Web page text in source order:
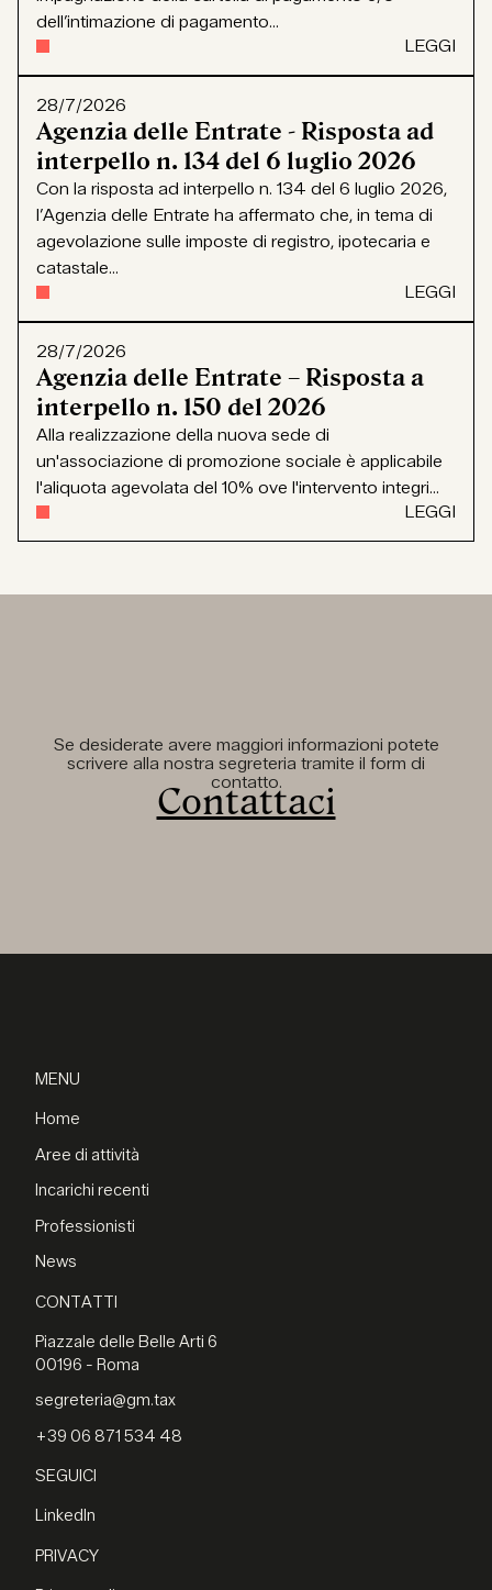
dell’intimazione di pagamento...
LEGGI
28/7/2026
Agenzia delle Entrate - Risposta ad
interpello n. 134 del 6 luglio 2026
Con la risposta ad interpello n. 134 del 6 luglio 2026,
l’Agenzia delle Entrate ha affermato che, in tema di
agevolazione sulle imposte di registro, ipotecaria e
catastale...
LEGGI
28/7/2026
Agenzia delle Entrate – Risposta a
interpello n. 150 del 2026
Alla realizzazione della nuova sede di
un'associazione di promozione sociale è applicabile
l'aliquota agevolata del 10% ove l'intervento integri...
LEGGI
Se desiderate avere maggiori informazioni potete
scrivere alla nostra segreteria tramite il form di
contatto.
Contattaci
MENU
Home
Aree di attività
Incarichi recenti
Professionisti
News
CONTATTI
Piazzale delle Belle Arti 6
00196 - Roma
segreteria@gm.tax
+39 06 871 534 48
SEGUICI
LinkedIn
PRIVACY